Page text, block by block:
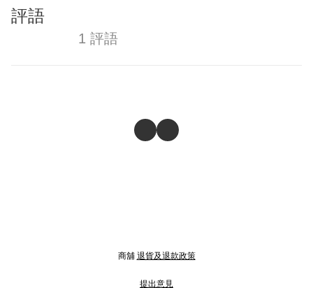
評語
1 評語
商舖 退貨及退款政策
提出意見